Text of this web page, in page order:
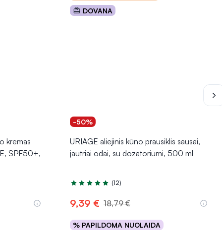
kremas
SPF50+,
DOVANA
-50%
URIAGE aliejinis kūno prausiklis sausai,
jautriai odai, su dozatoriumi, 500 ml
Įvertinimas 4.9 iš 5
(12)
9,39 € 18,79 €
% PAPILDOMA NUOLAIDA
Į krepšelį